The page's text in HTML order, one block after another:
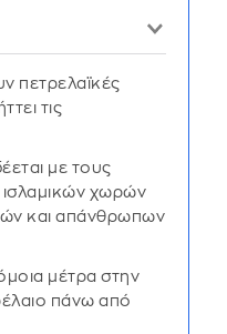
πετρελαϊκές
τις
με τους
χωρών
και απάνθρωπων
μέτρα στην
πάνω από